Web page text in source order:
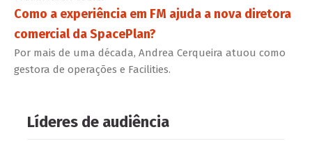
Como a experiência em FM ajuda a nova diretora
comercial da SpacePlan?
Por mais de uma década, Andrea Cerqueira atuou como
gestora de operações e Facilities.
Líderes de audiência